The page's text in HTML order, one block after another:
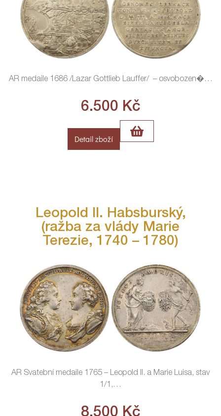
AR medaile 1686 /Lazar Gottlieb Lauffer/ – osvobozen�…
6.500 Kč
Detail zboží
Leopold II. Habsburský,
(ražba za vlády Marie
Terezie, 1740 – 1780)
AR Svatební medaile 1765 – Leopold II. a Marie Luisa, stav
1/1,…